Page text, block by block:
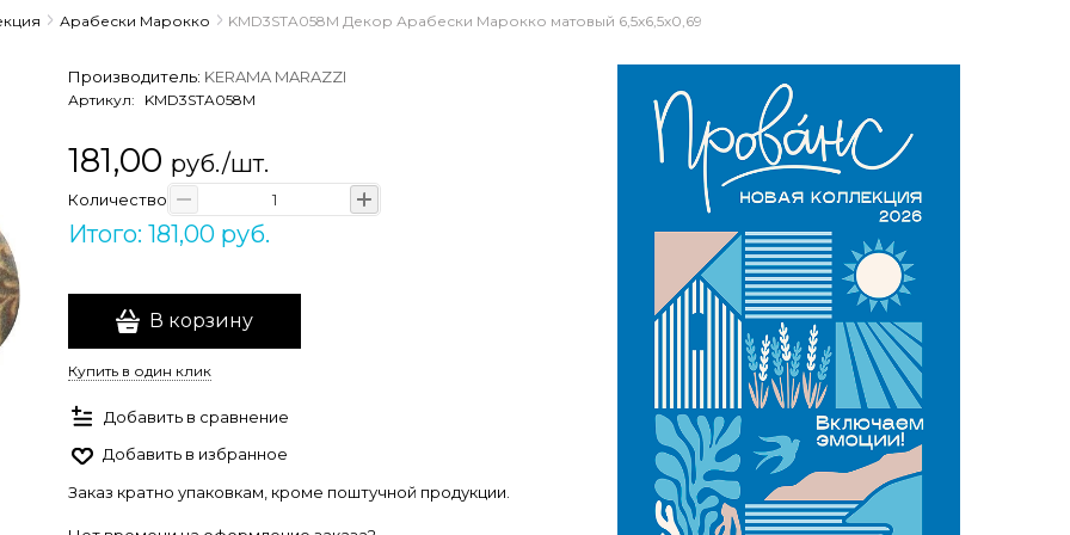
Арабески Марокко KMD3STA058M Декор Арабески Марокко матовый 6,5x6,5x0,69
Производитель: KERAMA MARAZZI
Артикул: KMD3STA058M
181,00 руб./шт.
Количество
Итого: 181,00 руб.
В корзину
Купить в один клик
Добавить в сравнение
Добавить в избранное
Заказ кратно упаковкам, кроме поштучной продукции.